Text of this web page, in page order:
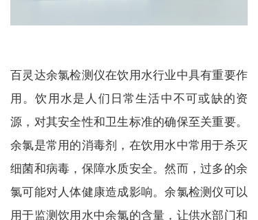
百灵达余氯检测仪在饮用水行业中具有重要作
用。饮用水是人们日常生活中不可或缺的资
源，对其安全性和卫生标准的确保至关重要。
余氯是常用的消毒剂，在饮用水中常用于杀灭
细菌和病毒，保障水质安全。然而，过多的余
氯可能对人体健康造成影响。余氯检测仪可以
用于监测饮用水中余氯的含量，让供水部门和